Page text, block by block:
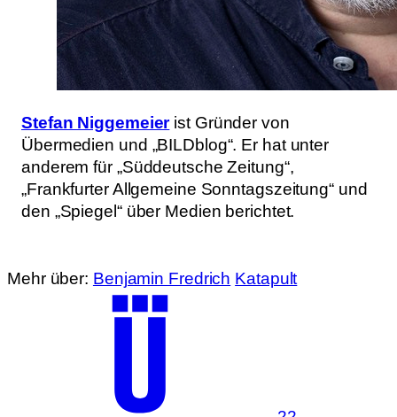
Stefan Niggemeierist Gründer von
Übermedien und „BILDblog“. Er hat unter
anderem für „Süddeutsche Zeitung“,
„Frankfurter Allgemeine Sonntagszeitung“ und
den „Spiegel“ über Medien berichtet.
Mehr über: Benjamin Fredrich Katapult